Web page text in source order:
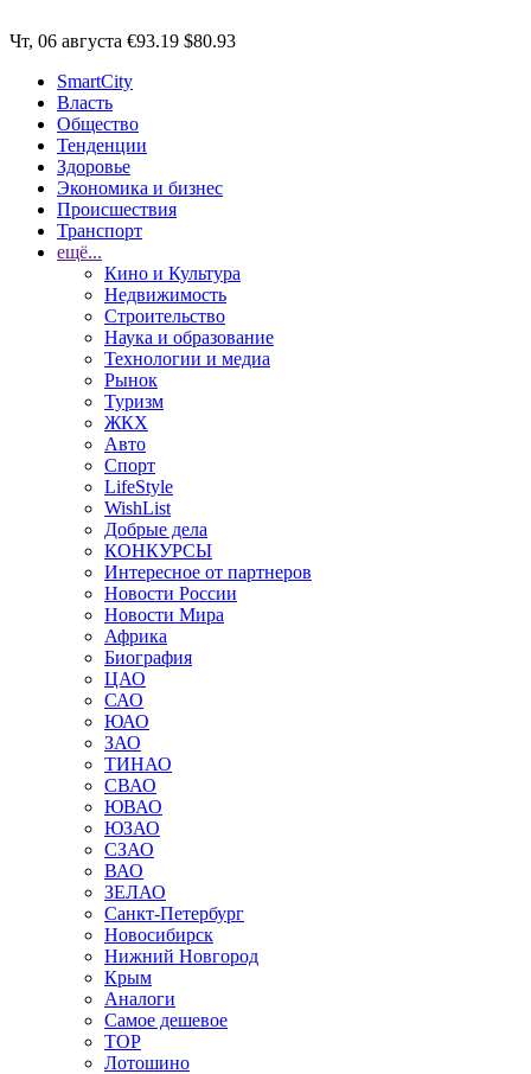
Чт, 06 августа €93.19 $80.93
SmartCity
Власть
Общество
Тенденции
Здоровье
Экономика и бизнес
Происшествия
Транспорт
ещё...
Кино и Культура
Недвижимость
Строительство
Наука и образование
Технологии и медиа
Рынок
Туризм
ЖКХ
Авто
Спорт
LifeStyle
WishList
Добрые дела
КОНКУРСЫ
Интересное от партнеров
Новости России
Новости Мира
Африка
Биография
ЦАО
САО
ЮАО
ЗАО
ТИНАО
СВАО
ЮВАО
ЮЗАО
СЗАО
ВАО
ЗЕЛАО
Санкт-Петербург
Новосибирск
Нижний Новгород
Крым
Аналоги
Самое дешевое
TOP
Лотошино